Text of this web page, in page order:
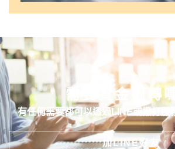
需要資金週轉
有任何需要都可以透過LINE或撥打服
加LINE好友